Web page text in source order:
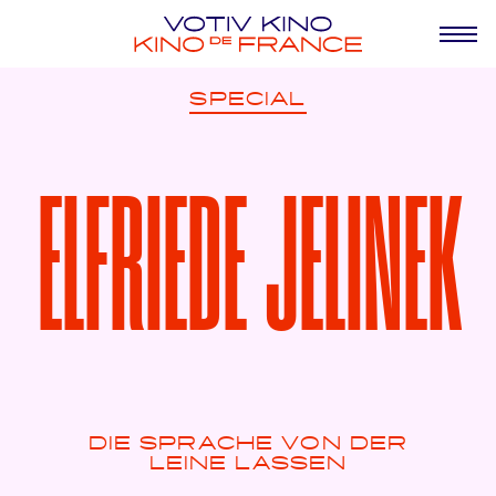
SPECIAL
ELFRIEDE JELINEK
DIE SPRACHE VON DER
LEINE LASSEN